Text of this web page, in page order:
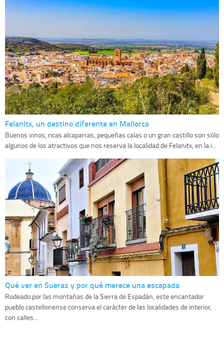
Felanitx, un destino diferente en Mallorca
Buenos vinos, ricas alcaparras, pequeñas calas o un gran castillo son sólo
algunos de los atractivos que nos reserva la localidad de Felanitx, en la i...
Qué ver en Sueras y por qué merece una escapada
Rodeado por las montañas de la Sierra de Espadán, este encantador
pueblo castellonense conserva el carácter de las localidades de interior,
con calles...